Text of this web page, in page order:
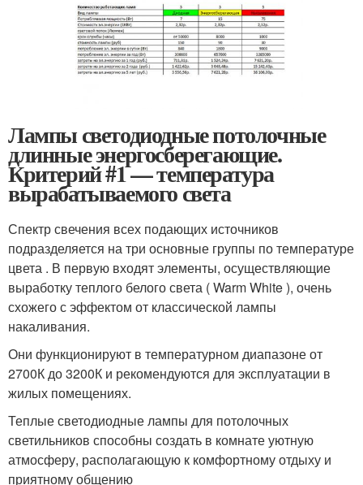
Лампы светодиодные потолочные
длинные энергосберегающие.
Критерий #1 — температура
вырабатываемого света
Спектр свечения всех подающих источников
подразделяется на три основные группы по температуре
цвета . В первую входят элементы, осуществляющие
выработку теплого белого света ( Warm White ), очень
схожего с эффектом от классической лампы
накаливания.
Они функционируют в температурном диапазоне от
2700К до 3200К и рекомендуются для эксплуатации в
жилых помещениях.
Теплые светодиодные лампы для потолочных
светильников способны создать в комнате уютную
атмосферу, располагающую к комфортному отдыху и
приятному общению